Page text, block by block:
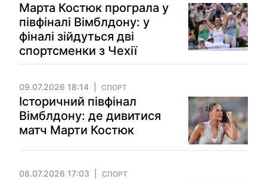
Марта Костюк програла у
півфіналі Вімблдону: у
фіналі зійдуться дві
спортсменки з Чехії
09.07.2026 18:14 СПОРТ
Історичний півфінал
Вімблдону: де дивитися
матч Марти Костюк
08.07.2026 17:03 СПОРТ